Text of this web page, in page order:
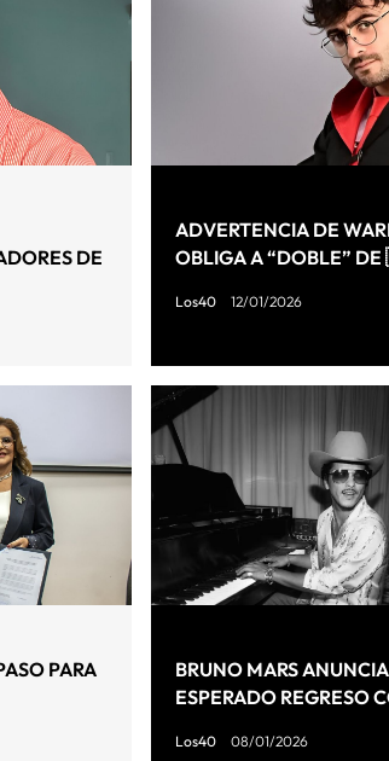
DE
ADVERTENCIA DE
OBLIGA A “DOBLE”
Los40 12/01/2026
PARA
BRUNO MARS
ESPERADO REGRESO
Los40 08/01/2026